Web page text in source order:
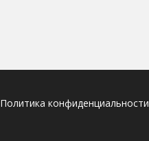
Политика конфиденциальности